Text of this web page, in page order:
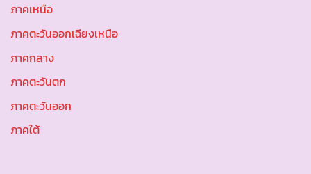
ภาคเหนือ
ภาคตะวันออกเฉียงเหนือ
ภาคกลาง
ภาคตะวันตก
ภาคตะวันออก
ภาคใต้